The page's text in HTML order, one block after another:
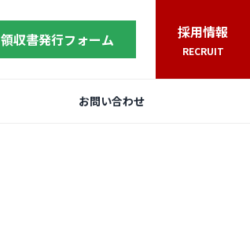
領収書発行フォーム 採用情報
RECRUIT
お問い合わせ